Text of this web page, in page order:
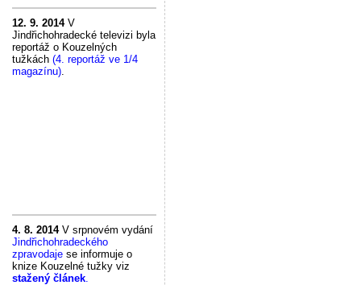
12. 9. 2014V
Jindřichohradecké televizi byla
reportáž o Kouzelných
tužkách (4. reportáž ve 1/4
magazínu).
4. 8. 2014V srpnovém vydání
Jindřichohradeckého
zpravodajese informuje o
knize Kouzelné tužky viz
stažený článek.